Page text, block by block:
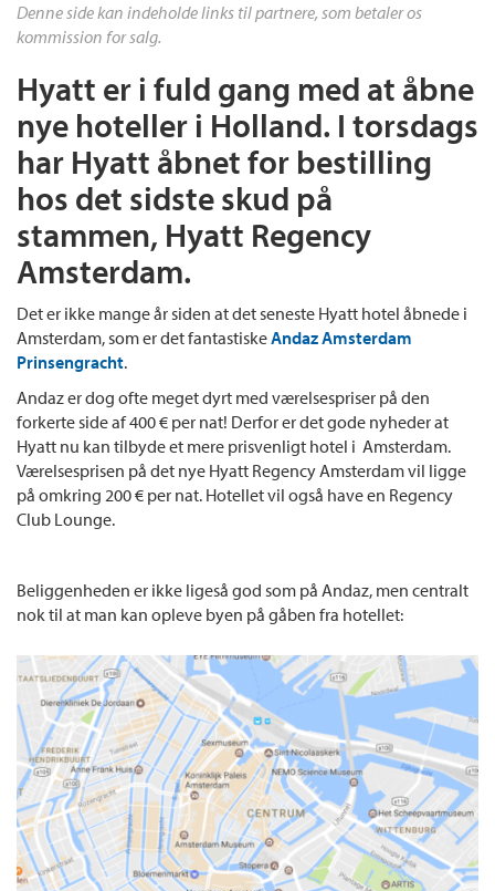
Denne side kan indeholde links til partnere, som betaler os
kommission for salg.
Hyatt er i fuld gang med at åbne
nye hoteller i Holland. I torsdags
har Hyatt åbnet for bestilling
hos det sidste skud på
stammen, Hyatt Regency
Amsterdam.
Det er ikke mange år siden at det seneste Hyatt hotel åbnede i
Amsterdam, som er det fantastiskeAndaz Amsterdam
Prinsengracht.
Andaz er dog ofte meget dyrt med værelsespriser på den
forkerte side af 400 € per nat! Derfor er det gode nyheder at
Hyatt nu kan tilbyde et mere prisvenligt hotel i Amsterdam.
Værelsesprisen på det nye Hyatt Regency Amsterdam vil ligge
på omkring 200 € per nat. Hotellet vil også have en Regency
Club Lounge.
Beliggenheden er ikke ligeså god som på Andaz, men centralt
nok til at man kan opleve byen på gåben fra hotellet: